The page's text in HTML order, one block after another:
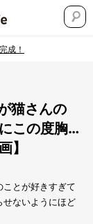
成！
猫さんの
この度胸…
】
とが好きすぎて
ないようにほど